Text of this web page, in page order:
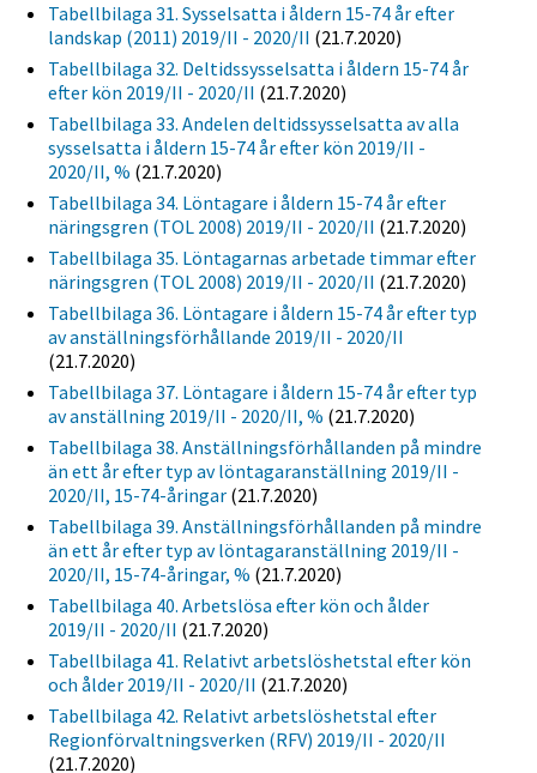
Tabellbilaga 31. Sysselsatta i åldern 15-74 år efter
landskap (2011) 2019/II - 2020/II (21.7.2020)
Tabellbilaga 32. Deltidssysselsatta i åldern 15-74 år
efter kön 2019/II - 2020/II (21.7.2020)
Tabellbilaga 33. Andelen deltidssysselsatta av alla
sysselsatta i åldern 15-74 år efter kön 2019/II -
2020/II, % (21.7.2020)
Tabellbilaga 34. Löntagare i åldern 15-74 år efter
näringsgren (TOL 2008) 2019/II - 2020/II (21.7.2020)
Tabellbilaga 35. Löntagarnas arbetade timmar efter
näringsgren (TOL 2008) 2019/II - 2020/II (21.7.2020)
Tabellbilaga 36. Löntagare i åldern 15-74 år efter typ
av anställningsförhållande 2019/II - 2020/II
(21.7.2020)
Tabellbilaga 37. Löntagare i åldern 15-74 år efter typ
av anställning 2019/II - 2020/II, % (21.7.2020)
Tabellbilaga 38. Anställningsförhållanden på mindre
än ett år efter typ av löntagaranställning 2019/II -
2020/II, 15-74-åringar (21.7.2020)
Tabellbilaga 39. Anställningsförhållanden på mindre
än ett år efter typ av löntagaranställning 2019/II -
2020/II, 15-74-åringar, % (21.7.2020)
Tabellbilaga 40. Arbetslösa efter kön och ålder
2019/II - 2020/II (21.7.2020)
Tabellbilaga 41. Relativt arbetslöshetstal efter kön
och ålder 2019/II - 2020/II (21.7.2020)
Tabellbilaga 42. Relativt arbetslöshetstal efter
Regionförvaltningsverken (RFV) 2019/II - 2020/II
(21.7.2020)